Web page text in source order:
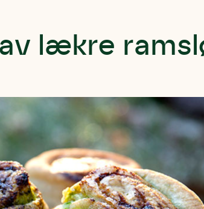
lækre